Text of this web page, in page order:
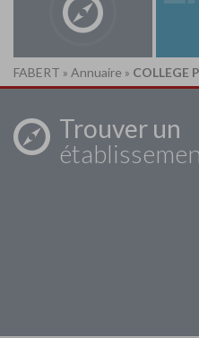
FABERT » Annuaire » COLLEGE
Trouver un